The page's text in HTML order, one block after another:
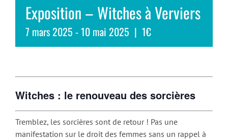
Exposition – Witches à Verviers
7 mars 2025 -10 mai 2025 | 1€
Witches : le renouveau des sorcières
Tremblez, les sorcières sont de retour ! Pas une
manifestation sur le droit des femmes sans un rappel à